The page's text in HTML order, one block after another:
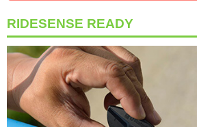
RIDESENSE READY